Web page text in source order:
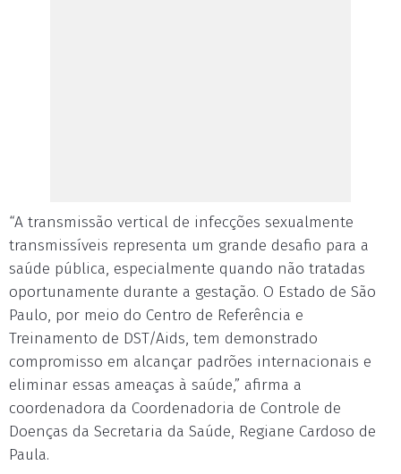
“A transmissão vertical de infecções sexualmente
transmissíveis representa um grande desafio para a
saúde pública, especialmente quando não tratadas
oportunamente durante a gestação. O Estado de São
Paulo, por meio do Centro de Referência e
Treinamento de DST/Aids, tem demonstrado
compromisso em alcançar padrões internacionais e
eliminar essas ameaças à saúde,” afirma a
coordenadora da Coordenadoria de Controle de
Doenças da Secretaria da Saúde, Regiane Cardoso de
Paula.